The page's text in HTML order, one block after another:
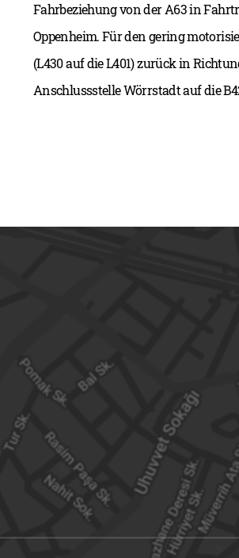
Fahrbeziehung von der A63 in
Oppenheim. Für den gering
(L430 auf die L401) zurück in
Anschlussstelle Wörrstadt auf die